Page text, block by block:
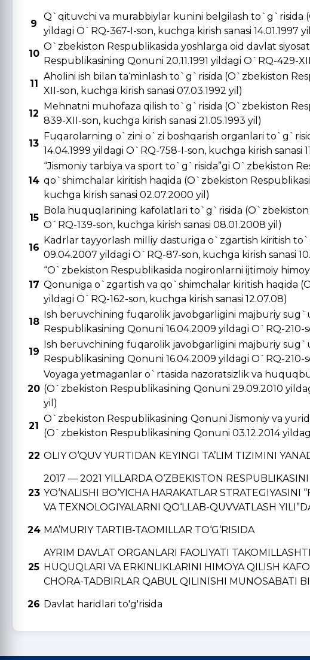
9
Q`qituvchi va murabbiylar kunini belgilash to`g`risida
yildagi O`RQ-367-I-son, kuchga kirish sanasi 14.01.1997
10
O`zbekiston Respublikasida yoshlarga oid davlat
Respublikasining Qonuni 20.11.1991 yildagi O`RQ-429-
11
Aholini ish bilan ta‘minlash to`g`risida (O`zbekiston
XII-son, kuchga kirish sanasi 07.03.1992 yil)
12
Mehnatni muhofaza qilish to`g`risida (O`zbekiston
839-XII-son, kuchga kirish sanasi 21.05.1993 yil)
13
Fuqarolarning o`zini o`zi boshqarish organlari
14.04.1999 yildagi O`RQ-758-I-son, kuchga kirish sanasi
14
“Jismoniy tarbiya va sport to`g`risida”gi O`zbekiston
qo`shimchalar kiritish haqida (O`zbekiston
kuchga kirish sanasi 02.07.2000 yil)
15
Bola huquqlarining kafolatlari to`g`risida (O`zbekiston
O`RQ-139-son, kuchga kirish sanasi 08.01.2008 yil)
16
Kadrlar tayyorlash milliy dasturiga o`zgartish kiritish
09.04.2007 yildagi O`RQ-87-son, kuchga kirish sanasi
17
“O`zbekiston Respublikasida nogironlarni ijtimoiy
Qonuniga o`zgartish va qo`shimchalar kiritish haqida
yildagi O`RQ-162-son, kuchga kirish sanasi 12.07.08)
18
Ish beruvchining fuqarolik javobgarligini majburiy
Respublikasining Qonuni 16.04.2009 yildagi O`RQ-210-
19
Ish beruvchining fuqarolik javobgarligini majburiy
Respublikasining Qonuni 16.04.2009 yildagi O`RQ-210-
20
Voyaga yetmaganlar o`rtasida nazoratsizlik va
(O`zbekiston Respublikasining Qonuni 29.09.2010
yil)
21
O`zbekiston Respublikasining Qonuni Jismoniy va
(O`zbekiston Respublikasining Qonuni 03.12.2014
22 OLIY O‘QUV YURTIDAN KЕYINGI TA’LIM TIZIMINI
23
2017 — 2021 YILLARDA O‘ZBЕKISTON
YO‘NALISHI BO‘YICHA HARAKATLAR STRATЕGIYASINI
VA TЕXNOLOGIYALARNI QO‘LLAB-QUVVATLASH
24 MA’MURIY TARTIB-TAOMILLAR TO‘G‘RISIDA
25
AYRIM DAVLAT ORGANLARI FAOLIYATI
HUQUQLARI VA ERKINLIKLARINI HIMOYA QILISH
CHORA-TADBIRLAR QABUL QILINISHI MUNOSABATI
26 Davlat haridlari to'g'risida